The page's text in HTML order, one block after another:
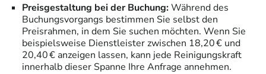
Preisgestaltung bei der Buchung:Während des
Buchungsvorgangs bestimmen Sie selbst den
Preisrahmen, in dem Sie suchen möchten. Wenn Sie
beispielsweise Dienstleister zwischen 18,20 € und
20,40 € anzeigen lassen, kann jede Reinigungskraft
innerhalb dieser Spanne Ihre Anfrage annehmen.